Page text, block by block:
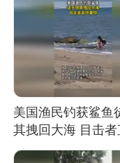
美国渔民钓获鲨鱼
其拽回大海 目击
震惊 （视频来源